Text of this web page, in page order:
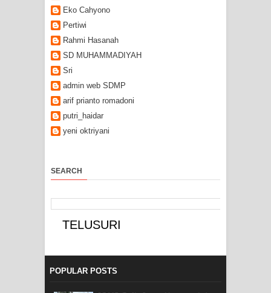
Eko Cahyono
Pertiwi
Rahmi Hasanah
SD MUHAMMADIYAH
Sri
admin web SDMP
arif prianto romadoni
putri_haidar
yeni oktriyani
SEARCH
POPULAR POSTS